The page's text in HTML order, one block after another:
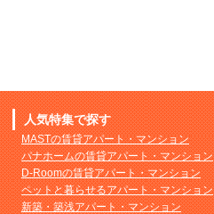
人気特集で探す
MASTの賃貸アパート・マンション
パナホームの賃貸アパート・マンション
D-Roomの賃貸アパート・マンション
ペットと暮らせるアパート・マンション
新築・築浅アパート・マンション